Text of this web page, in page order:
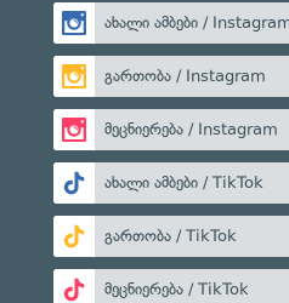
ახალი ამბები /
გართობა / Instagram
მეცნიერება / Instagram
ახალი ამბები / TikTok
გართობა / TikTok
მეცნიერება / TikTok